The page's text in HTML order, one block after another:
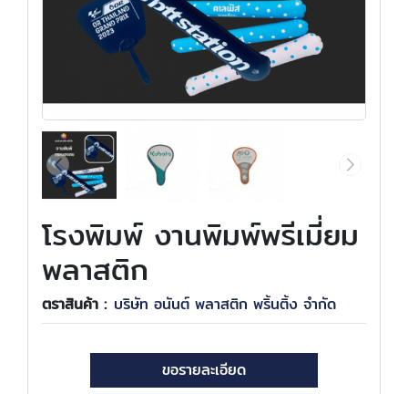
โรงพิมพ์ งานพิมพ์พรีเมี่ยม
พลาสติก
ตราสินค้า : บริษัท อนันต์ พลาสติก พริ้นติ้ง จำกัด
ขอรายละเอียด